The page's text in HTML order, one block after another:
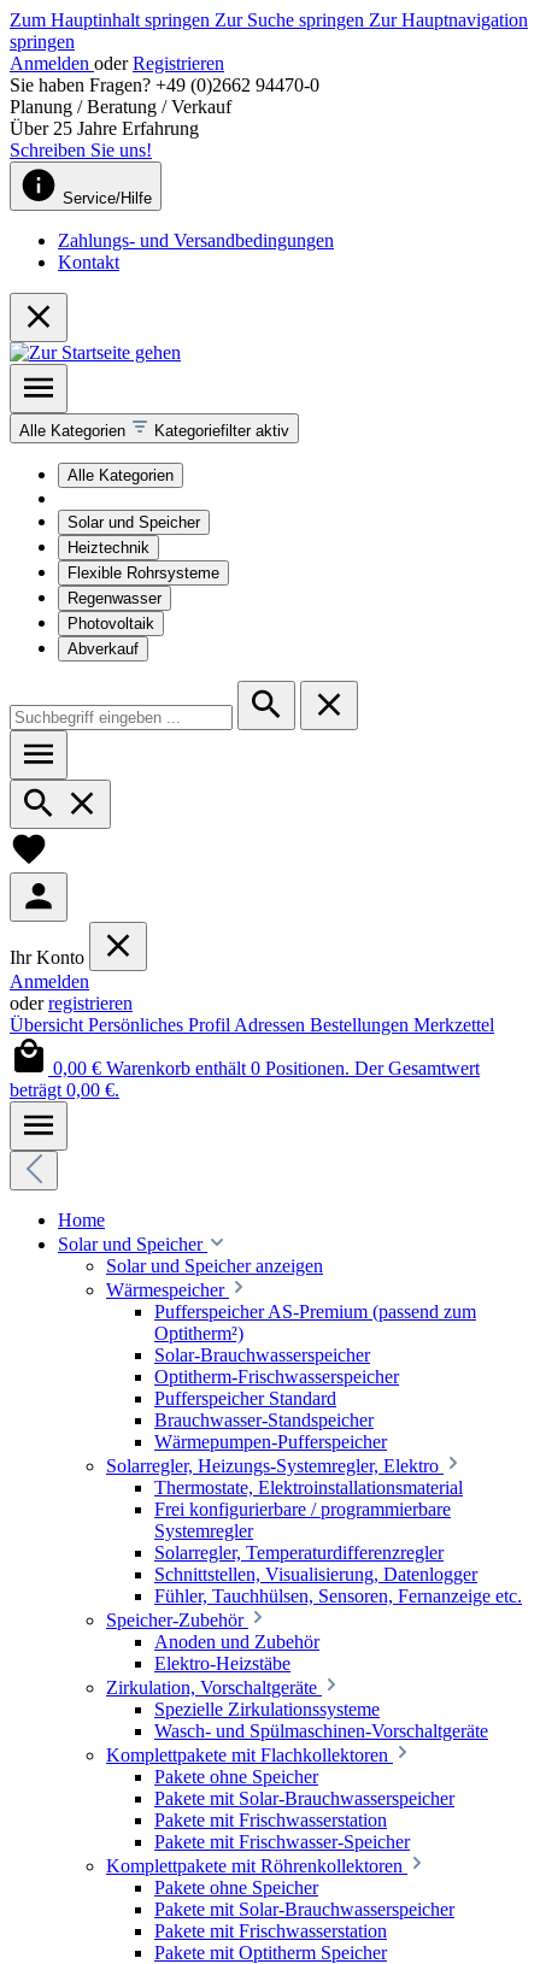
Zum Hauptinhalt springen Zur Suche springen Zur Hauptnavigation
springen
Anmelden oder Registrieren
Sie haben Fragen? +49 (0)2662 94470-0
Planung / Beratung / Verkauf
Über 25 Jahre Erfahrung
Schreiben Sie uns!
Service/Hilfe
Zahlungs- und Versandbedingungen
Kontakt
Alle Kategorien Kategoriefilter aktiv
Alle Kategorien
Solar und Speicher
Heiztechnik
Flexible Rohrsysteme
Regenwasser
Photovoltaik
Abverkauf
Ihr Konto
Anmelden
oderregistrieren
Übersicht Persönliches Profil Adressen Bestellungen Merkzettel
0,00 € Warenkorb enthält 0 Positionen. Der Gesamtwert
beträgt 0,00 €.
Home
Solar und Speicher
Solar und Speicher anzeigen
Wärmespeicher
Pufferspeicher AS-Premium (passend zum
Optitherm²)
Solar-Brauchwasserspeicher
Optitherm-Frischwasserspeicher
Pufferspeicher Standard
Brauchwasser-Standspeicher
Wärmepumpen-Pufferspeicher
Solarregler, Heizungs-Systemregler, Elektro
Thermostate, Elektroinstallationsmaterial
Frei konfigurierbare / programmierbare
Systemregler
Solarregler, Temperaturdifferenzregler
Schnittstellen, Visualisierung, Datenlogger
Fühler, Tauchhülsen, Sensoren, Fernanzeige etc.
Speicher-Zubehör
Anoden und Zubehör
Elektro-Heizstäbe
Zirkulation, Vorschaltgeräte
Spezielle Zirkulationssysteme
Wasch- und Spülmaschinen-Vorschaltgeräte
Komplettpakete mit Flachkollektoren
Pakete ohne Speicher
Pakete mit Solar-Brauchwasserspeicher
Pakete mit Frischwasserstation
Pakete mit Frischwasser-Speicher
Komplettpakete mit Röhrenkollektoren
Pakete ohne Speicher
Pakete mit Solar-Brauchwasserspeicher
Pakete mit Frischwasserstation
Pakete mit Optitherm Speicher